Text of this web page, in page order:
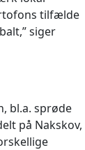
tilfælde
siger
bl.a. sprøde
på Nakskov,